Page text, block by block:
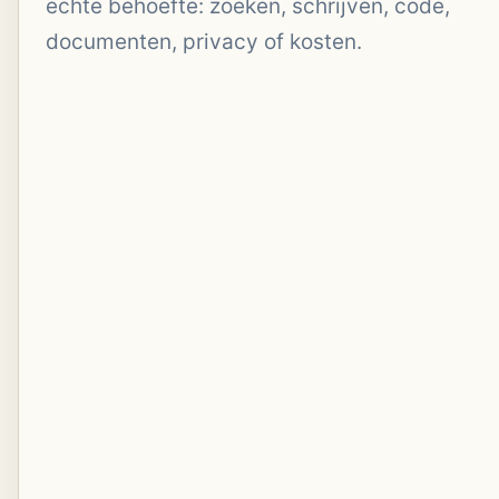
echte behoefte: zoeken, schrijven, code,
documenten, privacy of kosten.